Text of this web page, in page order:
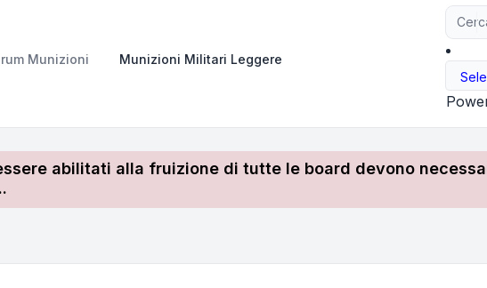
Munizioni Munizioni Militari Leggere
abilitati alla fruizione di tutte le board devono